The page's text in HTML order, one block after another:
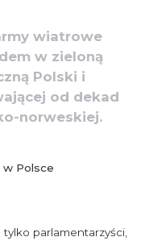
wiatrowe
w zieloną
Polski i
od dekad
norweskiej.
Polsce
parlamentarzyści,